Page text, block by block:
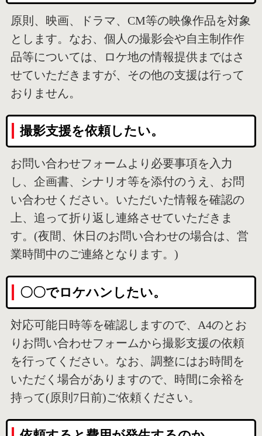
原則、映画、ドラマ、CM等の映像作品を対象
とします。なお、個人の撮影会や自主制作作
品等については、ロケ地の情報提供まではさ
せていただきますが、その他の支援は行って
おりません。
撮影支援を依頼したい。
お問い合わせフォームより必要事項を入力
し、企画書、シナリオ等を添付のうえ、お問
い合わせください。いただいた情報を確認の
上、追って折り返し連絡させていただきま
す。(夜間、休日のお問い合わせの場合は、営
業時間中のご連絡となります。)
〇〇でロケハンしたい。
対応可能日時等を確認しますので、A4のとお
りお問い合わせフォームから撮影支援の依頼
を行ってください。なお、調整にはお時間を
いただく場合がありますので、時間に余裕を
持って(原則7日前)ご依頼ください。